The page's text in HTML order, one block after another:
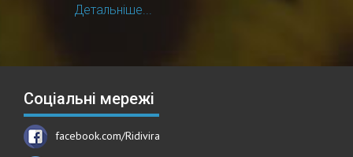
Детальніше...
Соціальні мережі
facebook.com/Ridivira